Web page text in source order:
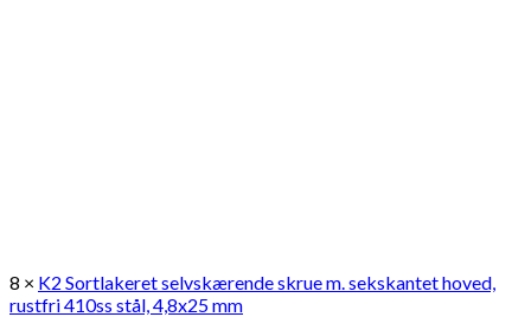
8 × K2 Sortlakeret selvskærende skrue m. sekskantet hoved,
rustfri 410ss stål, 4,8x25 mm